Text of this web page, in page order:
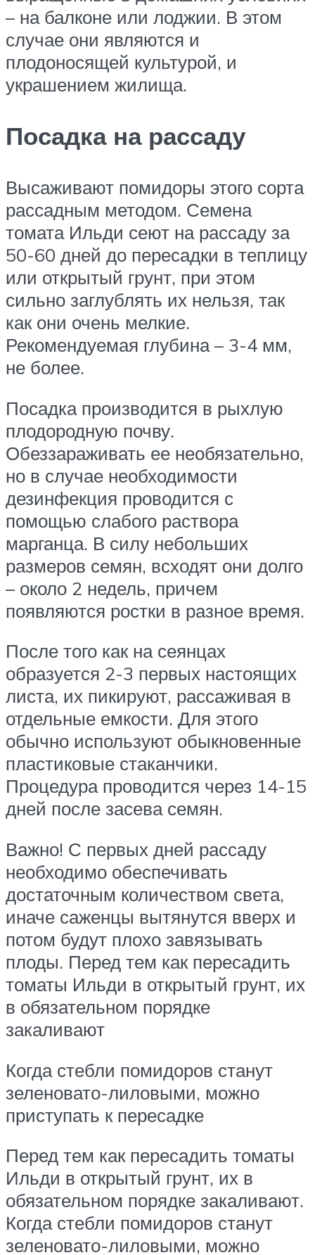
– на балконе или лоджии. В этом
случае они являются и
плодоносящей культурой, и
украшением жилища.
Посадка на рассаду
Высаживают помидоры этого сорта
рассадным методом. Семена
томата Ильди сеют на рассаду за
50-60 дней до пересадки в теплицу
или открытый грунт, при этом
сильно заглублять их нельзя, так
как они очень мелкие.
Рекомендуемая глубина – 3-4 мм,
не более.
Посадка производится в рыхлую
плодородную почву.
Обеззараживать ее необязательно,
но в случае необходимости
дезинфекция проводится с
помощью слабого раствора
марганца. В силу небольших
размеров семян, всходят они долго
– около 2 недель, причем
появляются ростки в разное время.
После того как на сеянцах
образуется 2-3 первых настоящих
листа, их пикируют, рассаживая в
отдельные емкости. Для этого
обычно используют обыкновенные
пластиковые стаканчики.
Процедура проводится через 14-15
дней после засева семян.
Важно! С первых дней рассаду
необходимо обеспечивать
достаточным количеством света,
иначе саженцы вытянутся вверх и
потом будут плохо завязывать
плоды. Перед тем как пересадить
томаты Ильди в открытый грунт, их
в обязательном порядке
закаливают
Когда стебли помидоров станут
зеленовато-лиловыми, можно
приступать к пересадке
Перед тем как пересадить томаты
Ильди в открытый грунт, их в
обязательном порядке закаливают.
Когда стебли помидоров станут
зеленовато-лиловыми, можно